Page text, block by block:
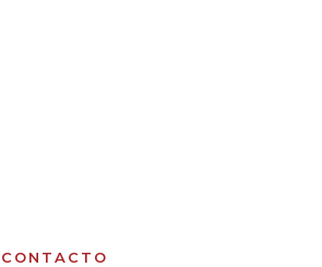
CONTACTO